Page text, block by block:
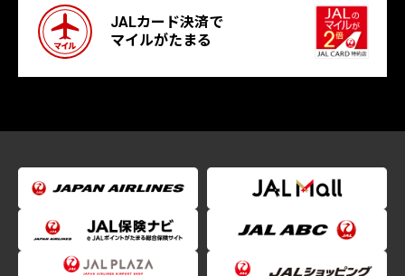
JALカード決済で
マイルがたまる